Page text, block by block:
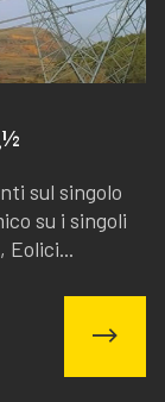
sul singolo
su i singoli
Eolici...